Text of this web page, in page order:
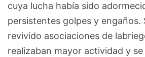
cuya lucha había sido
persistentes golpes y engaños.
revivido asociaciones de
realizaban mayor actividad y